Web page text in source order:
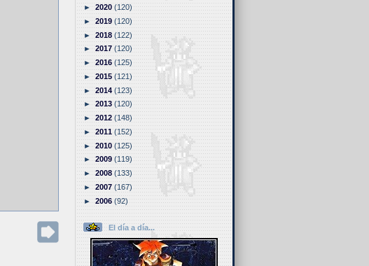
►2020(120)
►2019(120)
►2018(122)
►2017(120)
►2016(125)
►2015(121)
►2014(123)
►2013(120)
►2012(148)
►2011(152)
►2010(125)
►2009(119)
►2008(133)
►2007(167)
►2006(92)
El día a día...